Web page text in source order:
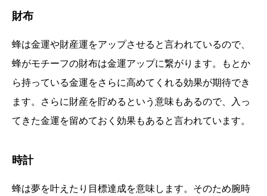
財布
蜂は金運や財産運をアップさせると言われているので、
蜂がモチーフの財布は金運アップに繋がります。もとか
ら持っている金運をさらに高めてくれる効果が期待でき
ます。さらに財産を貯めるという意味もあるので、入っ
てきた金運を留めておく効果もあると言われています。
時計
蜂は夢を叶えたり目標達成を意味します。そのため腕時